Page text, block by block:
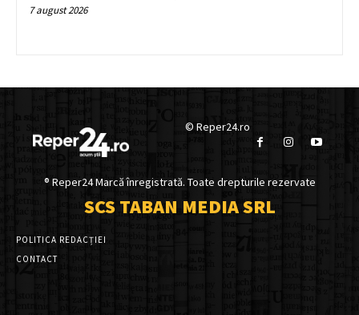
7 august 2026
© Reper24.ro
® Reper24 Marcă înregistrată. Toate drepturile rezervate
SCS TABAN MEDIA SRL
POLITICA REDACȚIEI
CONTACT